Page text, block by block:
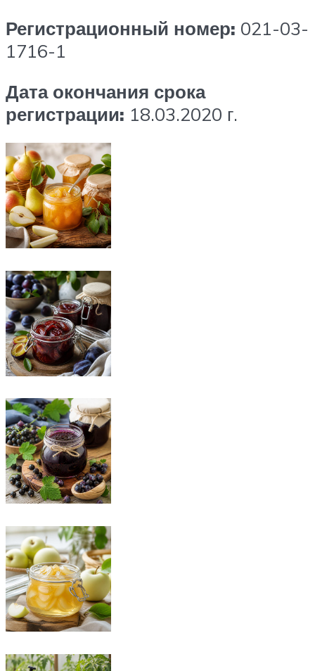
Регистрационный номер: 021-03-
1716-1
Дата окончания срока
регистрации: 18.03.2020 г.